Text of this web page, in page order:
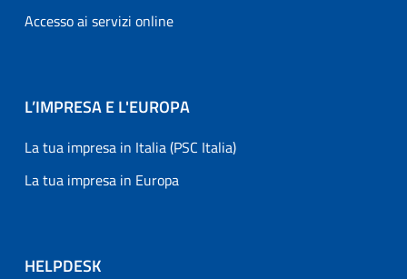
Accesso ai servizi online
L’IMPRESA E L'EUROPA
La tua impresa in Italia (PSC Italia)
La tua impresa in Europa
HELPDESK